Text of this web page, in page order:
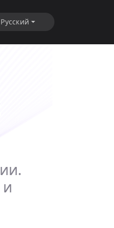
Русский